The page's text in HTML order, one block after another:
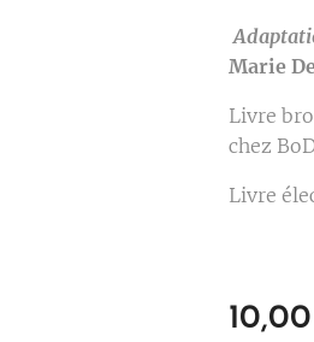
Marie
Livre
chez
Livre
10,00